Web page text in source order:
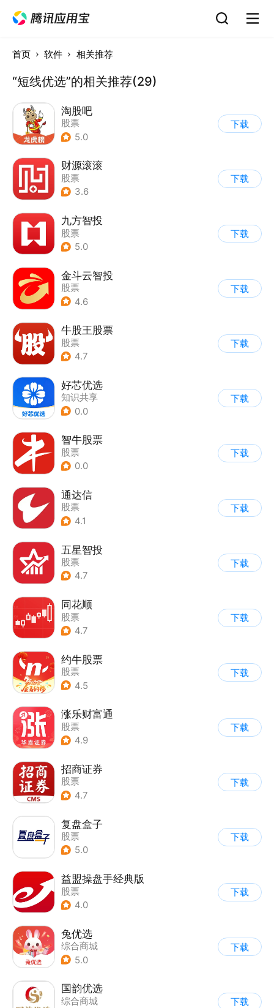
首页 软件 相关推荐
“短线优选”的相关推荐(29)
淘股吧
股票
5.0
下载
财源滚滚
股票
3.6
下载
九方智投
股票
5.0
下载
金斗云智投
股票
4.6
下载
牛股王股票
股票
4.7
下载
好芯优选
知识共享
0.0
下载
智牛股票
股票
0.0
下载
通达信
股票
4.1
下载
五星智投
股票
4.7
下载
同花顺
股票
4.7
下载
约牛股票
股票
4.5
下载
涨乐财富通
股票
4.9
下载
招商证券
股票
4.7
下载
复盘盒子
股票
5.0
下载
益盟操盘手经典版
股票
4.0
下载
兔优选
综合商城
5.0
下载
国韵优选
综合商城
下载